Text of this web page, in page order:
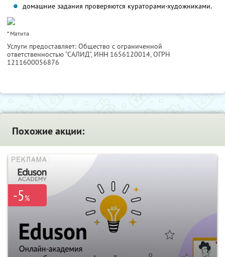
домашние задания проверяются кураторами-художниками.
* Матита
Услуги предоставляет: Общество с ограниченной
ответственностью “САЛИД”, ИНН 1656120014, ОГРН
1211600056876
Похожие акции:
-5%